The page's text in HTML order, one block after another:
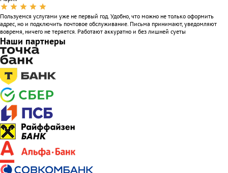
Пользуемся услугами уже не первый год. Удобно, что можно не только оформить
адрес, но и подключить почтовое обслуживание. Письма принимают, уведомляют
вовремя, ничего не теряется. Работают аккуратно и без лишней суеты
Наши партнеры